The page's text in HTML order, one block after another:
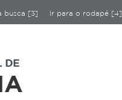
busca [3] Ir para o rodapé [4]